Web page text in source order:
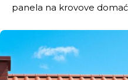
panela na krovove